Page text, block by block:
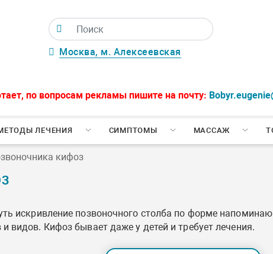
Москва, м. Алексеевская
по вопросам рекламы пишите на почту:
ЛЕЧЕНИЯ СИМПТОМЫ МАССАЖ
кифоз
искривление позвоночного столба по форме
видов. Кифоз бывает даже у детей и требует лечения.